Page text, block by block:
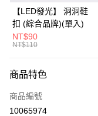
AFTEE先享後付
相關說明
【關於「AFTEE先享後付
AFTEE先享後付是「在收
２．便利：只要手機號碼
【「AFTEE先享後付」結
ATM付款
運送方式
付款後全家取貨
每筆NT$90，滿
【LED發光】 洞洞鞋
扣 (綜合品牌)(單入)
NT$90
NT$110
商品特色
商品編號
10065974